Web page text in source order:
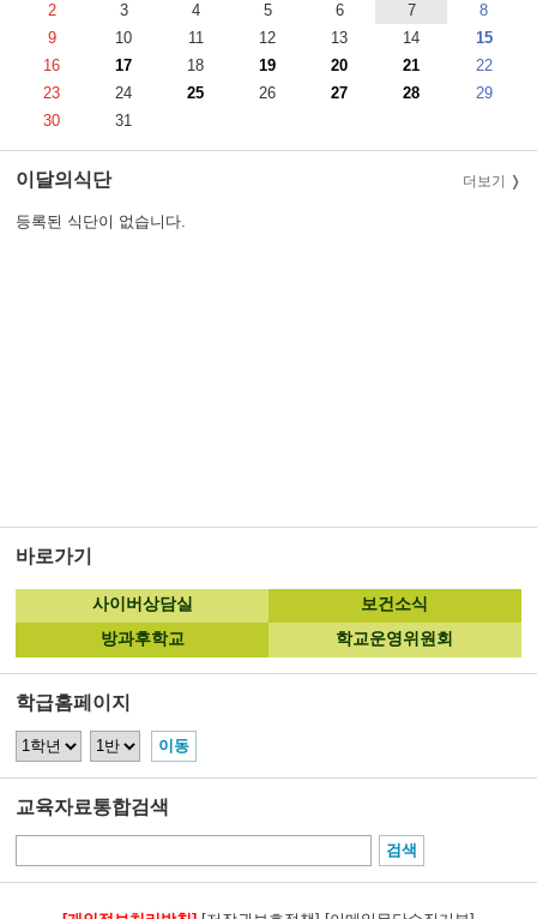
2
3 4 5 6 7
8
9
10 11 12 13 14
15
16
17 18 19 20 21
22
23
24 25 26 27 28
29
30
31
이달의식단 더보기
등록된 식단이 없습니다.
바로가기
사이버상담실
보건소식
방과후학교
학교운영위원회
학급홈페이지
교육자료통합검색